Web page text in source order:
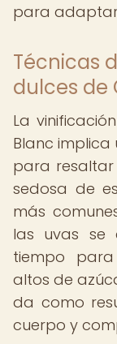
para
Técnicas
dulces de
La
Blanc implica
para resaltar
sedosa de
más
las uvas se
tiempo
altos de
da como
cuerpo y